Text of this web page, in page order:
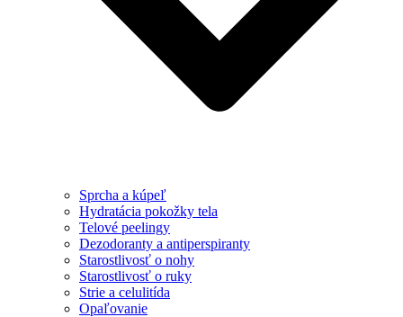
Sprcha a kúpeľ
Hydratácia pokožky tela
Telové peelingy
Dezodoranty a antiperspiranty
Starostlivosť o nohy
Starostlivosť o ruky
Strie a celulitída
Opaľovanie